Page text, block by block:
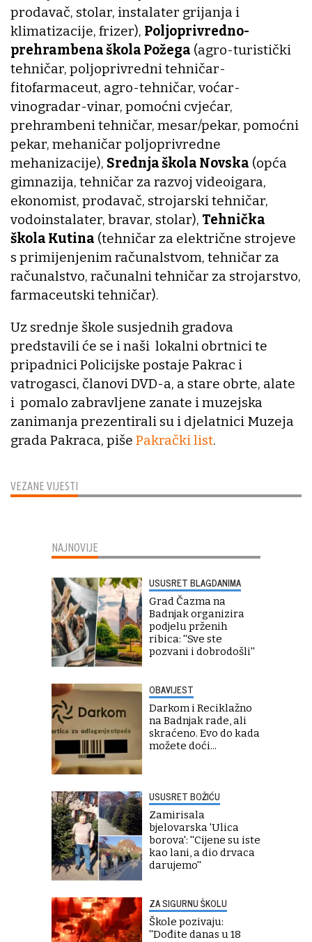
VEZANE VIJESTI
prodavač, stolar, instalater grijanja i
klimatizacije, frizer), Poljoprivredno-
prehrambena škola Požega (agro-turistički
tehničar, poljoprivredni tehničar-
fitofarmaceut, agro-tehničar, voćar-
vinogradar-vinar, pomoćni cvjećar,
prehrambeni tehničar, mesar/pekar, pomoćni
pekar, mehaničar poljoprivredne
mehanizacije), Srednja škola Novska (opća
gimnazija, tehničar za razvoj videoigara,
ekonomist, prodavač, strojarski tehničar,
vodoinstalater, bravar, stolar), Tehnička
škola Kutina (tehničar za električne strojeve
s primijenjenim računalstvom, tehničar za
računalstvo, računalni tehničar za strojarstvo,
farmaceutski tehničar).
Uz srednje škole susjednih gradova
predstavili će se i naši lokalni obrtnici te
pripadnici Policijske postaje Pakrac i
vatrogasci, članovi DVD-a, a stare obrte, alate
i pomalo zabravljene zanate i muzejska
zanimanja prezentirali su i djelatnici Muzeja
grada Pakraca, piše Pakrački list.
NAJNOVIJE
USUSRET BLAGDANIMA
Grad Čazma na
Badnjak organizira
podjelu prženih
ribica: ''Sve ste
pozvani i dobrodošli''
OBAVIJEST
Darkom i Reciklažno
na Badnjak rade, ali
skraćeno. Evo do kada
možete doći...
USUSRET BOŽIĆU
Zamirisala
bjelovarska 'Ulica
borova': ''Cijene su iste
kao lani, a dio drvaca
darujemo''
ZA SIGURNU ŠKOLU
Škole pozivaju:
''Dođite danas u 18